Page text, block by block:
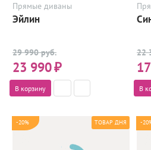
Прямые диваны
Эйлин
29 990 руб.
23 990₽
В корзину
22
В
-20% ТОВАР ДНЯ -